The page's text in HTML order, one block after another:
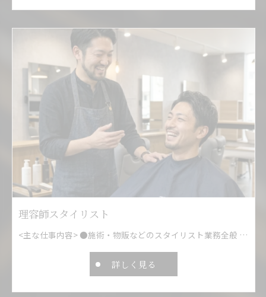
理容師スタイリスト
<主な仕事内容> ●施術・物販などのスタイリスト業務全般 ●予約管理・電話応対などのお客様対応 ●待ち時間のあるお客様へのドリンク提供 <お客様がいない時間帯は…> ●サロン内の清掃・営業準備 ●材料・商品の発注と在庫管理 ●SNS更新や電子カルテの記入 など
詳しく見る